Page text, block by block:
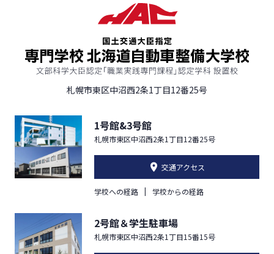
札幌市東区中沼西2条1丁目12番25号
1号館&3号館
札幌市東区中沼西2条1丁目12番25号
交通アクセス
学校への経路 学校からの経路
2号館＆学生駐車場
札幌市東区中沼西2条1丁目15番15号